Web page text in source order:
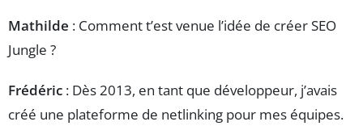
Mathilde : Comment t’est venue l’idée de créer SEO
Jungle ?
Frédéric : Dès 2013, en tant que développeur, j’avais
créé une plateforme de netlinking pour mes équipes.